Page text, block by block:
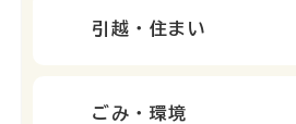
引越・住まい
ごみ・環境